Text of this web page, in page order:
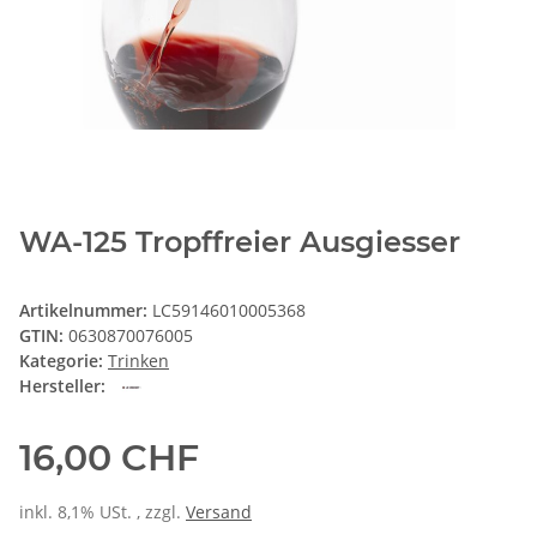
WA-125 Tropffreier Ausgiesser
Artikelnummer: LC59146010005368
GTIN: 0630870076005
Kategorie: Trinken
Hersteller:
16,00 CHF
inkl. 8,1% USt. , zzgl. Versand